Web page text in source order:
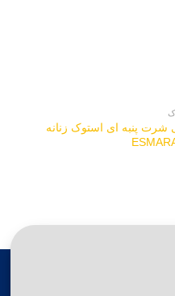
شرت پنبه ای استوک زنانه